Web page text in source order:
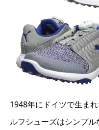
1948年にドイツで生ま
ルフシューズはシンプル